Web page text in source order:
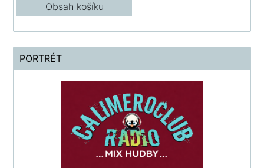
Obsah košíku
PORTRÉT